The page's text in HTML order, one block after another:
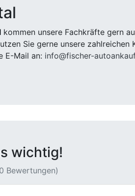
kommen unsere Fachkräfte gern
Sie gerne unsere zahlreichen
E-Mail an: info@fischer-
wichtig!
Bewertungen)